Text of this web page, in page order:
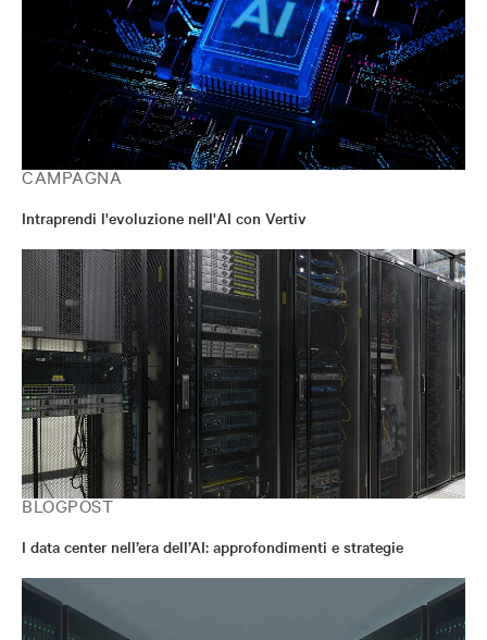
CAMPAGNA
Intraprendi l'evoluzione nell'AI con Vertiv
BLOGPOST
I data center nell’era dell’AI: approfondimenti e strategie